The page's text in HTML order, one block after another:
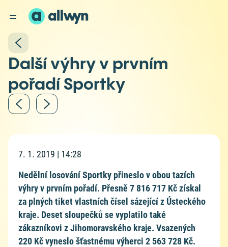
Další výhry v prvním
pořadí Sportky
7. 1. 2019 | 14:28
Nedělní losování Sportky přineslo v obou tazích
výhry v prvním pořadí. Přesně 7 816 717 Kč získal
za plných tiket vlastních čísel sázející z Ústeckého
kraje. Deset sloupečků se vyplatilo také
zákazníkovi z Jihomoravského kraje. Vsazených
220 Kč vyneslo šťastnému výherci 2 563 728 Kč.